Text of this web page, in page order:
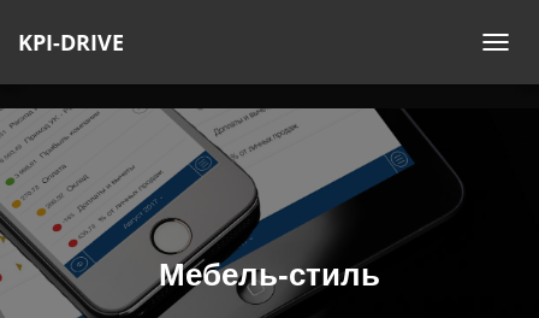
KPI-DRIVE
Мебель-стиль